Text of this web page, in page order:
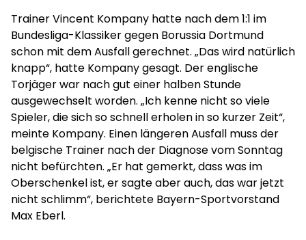
Trainer Vincent Kompany hatte nach dem 1:1 im
Bundesliga-Klassiker gegen Borussia Dortmund
schon mit dem Ausfall gerechnet. „Das wird natürlich
knapp“, hatte Kompany gesagt. Der englische
Torjäger war nach gut einer halben Stunde
ausgewechselt worden. „Ich kenne nicht so viele
Spieler, die sich so schnell erholen in so kurzer Zeit“,
meinte Kompany. Einen längeren Ausfall muss der
belgische Trainer nach der Diagnose vom Sonntag
nicht befürchten. „Er hat gemerkt, dass was im
Oberschenkel ist, er sagte aber auch, das war jetzt
nicht schlimm“, berichtete Bayern-Sportvorstand
Max Eberl.